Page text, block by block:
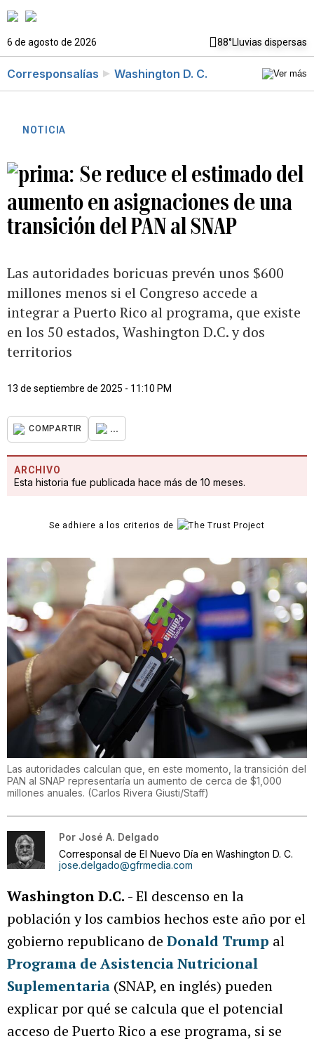
6 de agosto de 2026 88°Lluvias dispersas
Corresponsalías Washington D. C.
NOTICIA
Se reduce el estimado del
aumento en asignaciones de una
transición del PAN al SNAP
Las autoridades boricuas prevén unos $600
millones menos si el Congreso accede a
integrar a Puerto Rico al programa, que existe
en los 50 estados, Washington D.C. y dos
territorios
13 de septiembre de 2025 - 11:10 PM
COMPARTIR ...
ARCHIVO
Esta historia fue publicada hace más de 10 meses.
Se adhiere a los criterios de
Las autoridades calculan que, en este momento, la transición del
PAN al SNAP representaría un aumento de cerca de $1,000
millones anuales. (Carlos Rivera Giusti/Staff)
Por José A. Delgado
Corresponsal de El Nuevo Día en Washington D. C.
jose.delgado@gfrmedia.com
Washington D.C. - El descenso en la
población y los cambios hechos este año por el
gobierno republicano de Donald Trump al
Programa de Asistencia Nutricional
Suplementaria (SNAP, en inglés) pueden
explicar por qué se calcula que el potencial
acceso de Puerto Rico a ese programa, si se